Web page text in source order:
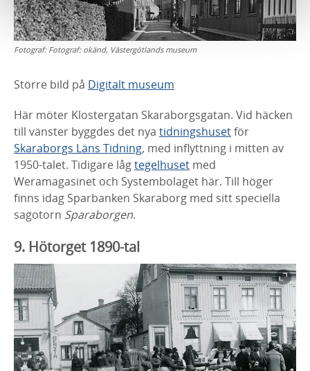
Fotograf: Fotograf: okänd, Västergötlands museum
Större bild på Digitalt museum
Här möter Klostergatan Skaraborgsgatan. Vid häcken
till vänster byggdes det nya tidningshusetför
Skaraborgs Läns Tidning, med inflyttning i mitten av
1950-talet. Tidigare lågtegelhuset med
Weramagasinet och Systembolaget här. Till höger
finns idag Sparbanken Skaraborg med sitt speciella
sagotorn Sparaborgen.
9. Hötorget 1890-tal